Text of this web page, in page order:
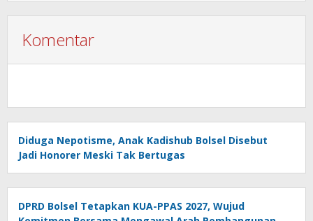
Komentar
Diduga Nepotisme, Anak Kadishub Bolsel Disebut
Jadi Honorer Meski Tak Bertugas
DPRD Bolsel Tetapkan KUA-PPAS 2027, Wujud